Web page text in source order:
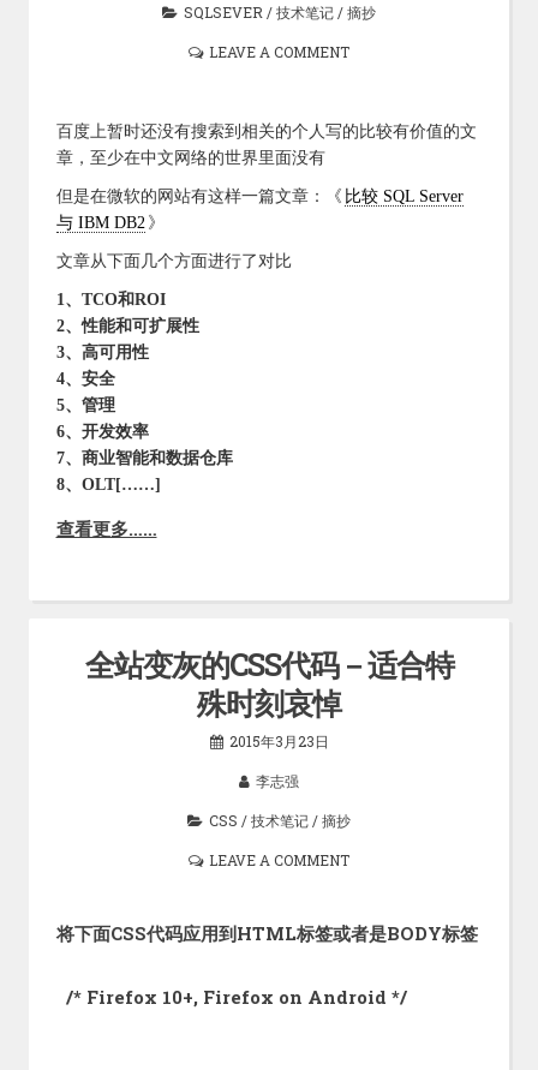
SQLSEVER /技术笔记 /摘抄
LEAVE A COMMENT
百度上暂时还没有搜索到相关的个人写的比较有价值的文
章，至少在中文网络的世界里面没有
但是在微软的网站有这样一篇文章：《 比较 SQL Server
与 IBM DB2 》
文章从下面几个方面进行了对比
1、TCO和ROI
2、性能和可扩展性
3、高可用性
4、安全
5、管理
6、开发效率
7、商业智能和数据仓库
8、OLT[……]
查看更多……
全站变灰的CSS代码－适合特
殊时刻哀悼
2015年3月23日
李志强
CSS /技术笔记 /摘抄
LEAVE A COMMENT
将下面CSS代码应用到HTML标签或者是BODY标签
/* Firefox 10+, Firefox on Android */